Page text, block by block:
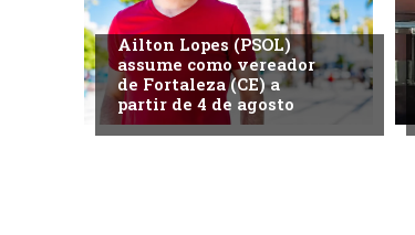
Ailton Lopes (PSOL)
assume como vereador
de Fortaleza (CE) a
partir de 4 de agosto